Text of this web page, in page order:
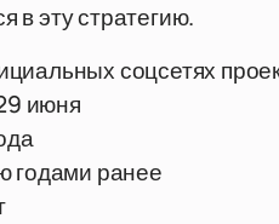
в эту стратегию.
соцсетях
июня
годами ранее